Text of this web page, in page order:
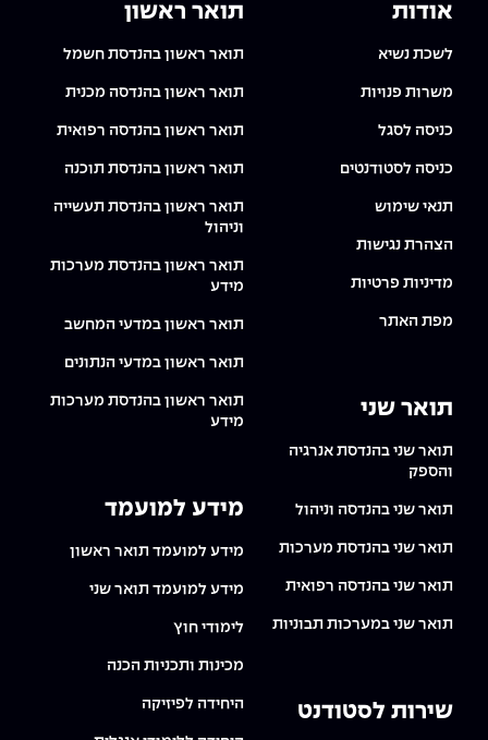
אודות
לשכת נשיא
משרות פנויות
כניסה לסגל
כניסה לסטודנטים
תנאי שימוש
הצהרת נגישות
מדיניות פרטיות
מפת האתר
תואר שני
תואר שני בהנדסת אנרגיה
והספק
תואר שני בהנדסה וניהול
תואר שני בהנדסת מערכות
תואר שני בהנדסה רפואית
תואר שני במערכות תבוניות
שירות לסטודנט
תואר ראשון
תואר ראשון בהנדסת חשמל
תואר ראשון בהנדסה מכנית
תואר ראשון בהנדסה רפואית
תואר ראשון בהנדסת תוכנה
תואר ראשון בהנדסת תעשייה
וניהול
תואר ראשון בהנדסת מערכות
מידע
תואר ראשון במדעי המחשב
תואר ראשון במדעי הנתונים
תואר ראשון בהנדסת מערכות
מידע
מידע למועמד
מידע למועמד תואר ראשון
מידע למועמד תואר שני
לימודי חוץ
מכינות ותכניות הכנה
היחידה לפיזיקה